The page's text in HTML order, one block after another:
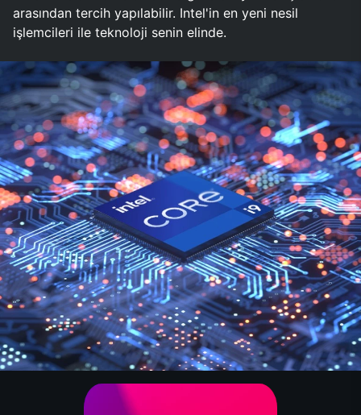
arasından tercih yapılabilir. Intel'in en yeni nesil
işlemcileri ile teknoloji senin elinde.